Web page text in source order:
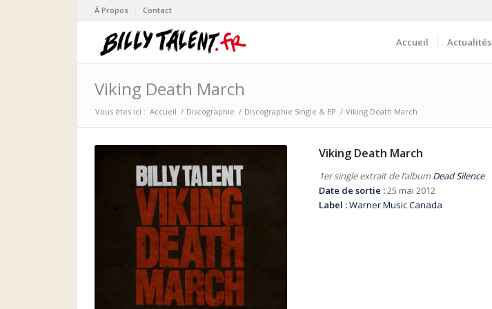
À Propos Contact
Accueil Actualités
Viking Death March
Vous êtes ici : Accueil / Discographie / Discographie Single & EP / Viking Death March
Viking Death March
1er single extrait de l’albumDead Silence
Date de sortie :25 mai 2012
Label :Warner Music Canada